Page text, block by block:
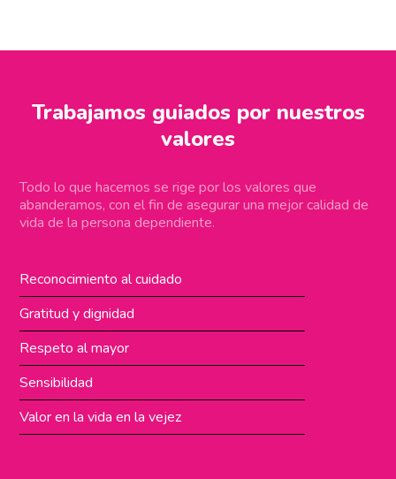
Trabajamos guiados por nuestros
valores
Todo lo que hacemos se rige por los valores que
abanderamos, con el fin de asegurar una mejor calidad de
vida de la persona dependiente.
Reconocimiento al cuidado
Gratitud y dignidad
Respeto al mayor
Sensibilidad
Valor en la vida en la vejez